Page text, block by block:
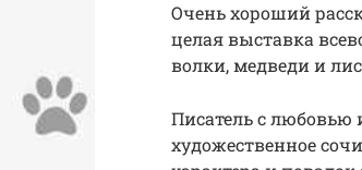
Очень хороший
целая выставка
волки, медведи и
Писатель с
художественное